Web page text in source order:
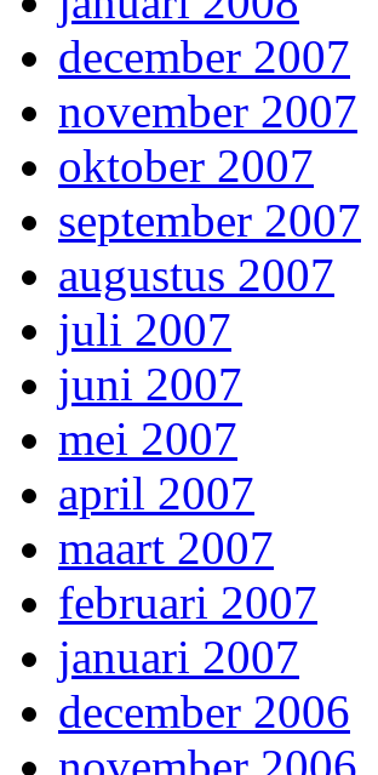
december 2007
november 2007
oktober 2007
september 2007
augustus 2007
juli 2007
juni 2007
mei 2007
april 2007
maart 2007
februari 2007
januari 2007
december 2006